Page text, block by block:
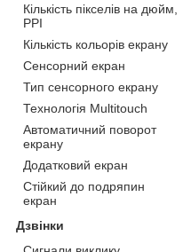
Кількість пікселів на дюйм,
PPI
Кількість кольорів екрану
Сенсорний екран
Тип сенсорного екрану
Технологія Multitouch
Автоматичний поворот
екрану
Додатковий екран
Стійкий до подряпин
екран
Дзвінки